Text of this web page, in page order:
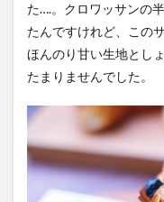
た….。クロワッサンの
たんですけれど、この
ほんのり甘い生地とし
たまりませんでした。